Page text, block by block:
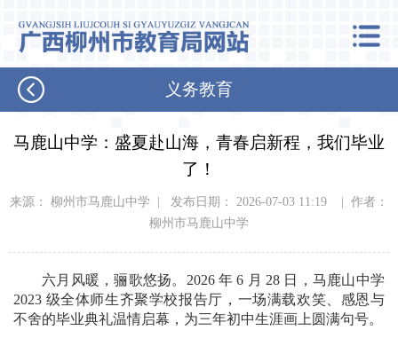
义务教育
马鹿山中学：盛夏赴山海，青春启新程，我们毕业
了！
来源： 柳州市马鹿山中学 | 发布日期： 2026-07-03 11:19 | 作者：
柳州市马鹿山中学
六月风暖，骊歌悠扬。2026 年 6 月 28 日，马鹿山中学
2023 级全体师生齐聚学校报告厅，一场满载欢笑、感恩与
不舍的毕业典礼温情启幕，为三年初中生涯画上圆满句号。